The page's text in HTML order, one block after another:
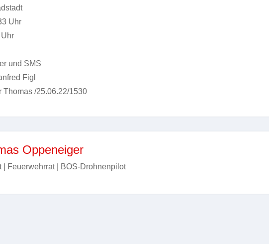
Uhr
und SMS
Figl
Thomas /25.06.22/1530
Oppeneiger
| Feuerwehrrat | BOS-Drohnenpilot